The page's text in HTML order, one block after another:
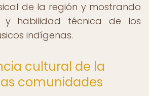
de la región y mostrando
y habilidad técnica de los
indígenas.
cultural de la
comunidades